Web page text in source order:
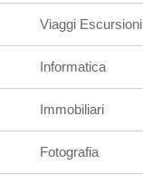
Viaggi Escursioni
Informatica
Immobiliari
Fotografia